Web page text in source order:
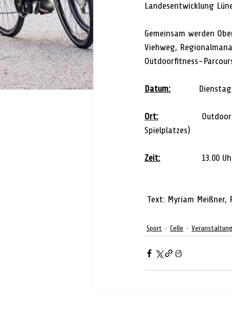
Landesentwicklung
Gemeinsam werden
Viehweg,
Outdoorfitness-
Datum: Dienstag,
Ort:
Spielplatzes)
Zeit: 13.00
Text: Myriam Meißner,
Sport Celle